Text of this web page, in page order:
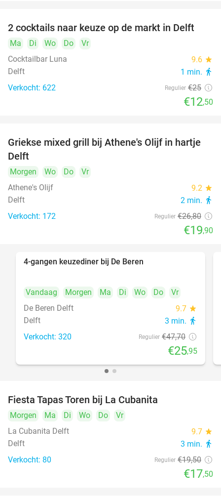
50%
2 cocktails naar keuze op de markt in Delft
Ma Di Wo Do
Vr
Cocktailbar Luna
9.6 star
Delft 1 min. directions_walk
Verkocht: 622 Regulier €25
€12,50
26%
Griekse mixed grill bij Athene's Olijf in hartje
Delft
Morgen Wo Do
Vr
Athene's Olijf
9.2 star
Delft 2 min. directions_walk
Verkocht: 172 Regulier €26,80
€19,90
4-gangen keuzediner bij De Beren
Vandaag Morgen Ma Di Wo Do
Vr
De Beren Delft
9.7 star
Delft 3 min. directions_walk
Verkocht: 320 Regulier €47,70
€25,95
Fiesta Tapas Toren bij La Cubanita
Morgen Ma Di Wo Do
Vr
La Cubanita Delft
9.7 star
Delft 3 min. directions_walk
Verkocht: 80 Regulier €19,50
€17,50